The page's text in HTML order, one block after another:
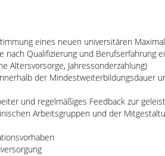
eines neuen universitären
nach Qualifizierung und Berufserfahrung
Altersvorsorge, Jahressonderzahlung)
der Mindestweiterbildungsdauer
und regelmäßiges Feedback zur
Arbeitsgruppen und der